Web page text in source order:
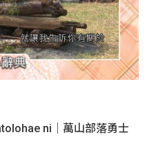
ni｜萬山部落勇士